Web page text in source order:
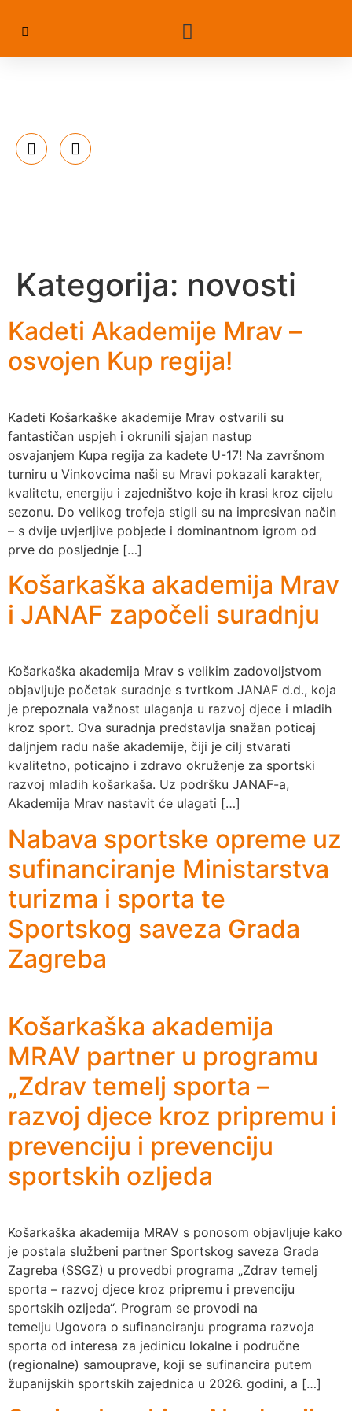
Kategorija: novosti
Kadeti Akademije Mrav –
osvojen Kup regija!
Kadeti Košarkaške akademije Mrav ostvarili su
fantastičan uspjeh i okrunili sjajan nastup
osvajanjem Kupa regija za kadete U-17! Na završnom
turniru u Vinkovcima naši su Mravi pokazali karakter,
kvalitetu, energiju i zajedništvo koje ih krasi kroz cijelu
sezonu. Do velikog trofeja stigli su na impresivan način
– s dvije uvjerljive pobjede i dominantnom igrom od
prve do posljednje […]
Košarkaška akademija Mrav
i JANAF započeli suradnju
Košarkaška akademija Mrav s velikim zadovoljstvom
objavljuje početak suradnje s tvrtkom JANAF d.d., koja
je prepoznala važnost ulaganja u razvoj djece i mladih
kroz sport. Ova suradnja predstavlja snažan poticaj
daljnjem radu naše akademije, čiji je cilj stvarati
kvalitetno, poticajno i zdravo okruženje za sportski
razvoj mladih košarkaša. Uz podršku JANAF-a,
Akademija Mrav nastavit će ulagati […]
Nabava sportske opreme uz
sufinanciranje Ministarstva
turizma i sporta te
Sportskog saveza Grada
Zagreba
Košarkaška akademija
MRAV partner u programu
„Zdrav temelj sporta –
razvoj djece kroz pripremu i
prevenciju i prevenciju
sportskih ozljeda
Košarkaška akademija MRAV s ponosom objavljuje kako
je postala službeni partner Sportskog saveza Grada
Zagreba (SSGZ) u provedbi programa „Zdrav temelj
sporta – razvoj djece kroz pripremu i prevenciju
sportskih ozljeda“. Program se provodi na
temelju Ugovora o sufinanciranju programa razvoja
sporta od interesa za jedinicu lokalne i područne
(regionalne) samouprave, koji se sufinancira putem
županijskih sportskih zajednica u 2026. godini, a […]